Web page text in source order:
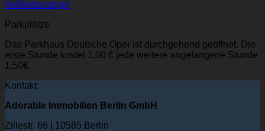
Vollbildanzeige
Parkplätze
Das Parkhaus Deutsche Oper ist durchgehend geöffnet. Die
erste Stunde kostet 1,00 € jede weitere angefangene Stunde
1,50€.
Kontakt:
Adorable Immobilien Berlin GmbH
Zillestr. 66 | 10585 Berlin